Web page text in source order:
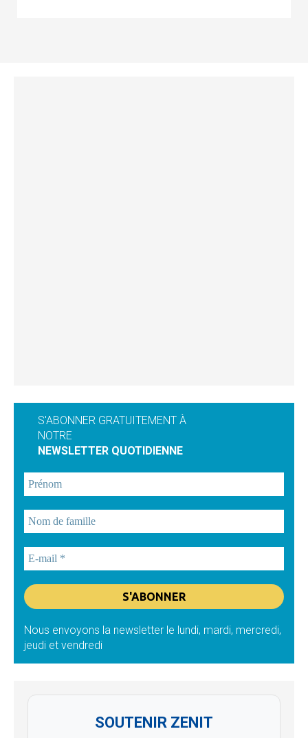
S'ABONNER GRATUITEMENT À
NOTRE
NEWSLETTER QUOTIDIENNE
Nous envoyons la newsletter le lundi, mardi, mercredi,
jeudi et vendredi
SOUTENIR ZENIT